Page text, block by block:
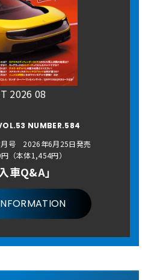
2026 08
NUMBER.584
月号 2026年6月25日発売
（本体1,454円）
車Q&A」